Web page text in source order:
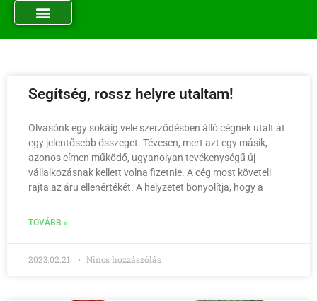
Segítség, rossz helyre utaltam!
Olvasónk egy sokáig vele szerződésben álló cégnek utalt át
egy jelentősebb összeget. Tévesen, mert azt egy másik,
azonos címen működő, ugyanolyan tevékenységű új
vállalkozásnak kellett volna fizetnie. A cég most követeli
rajta az áru ellenértékét. A helyzetet bonyolítja, hogy a
TOVÁBB »
2023.02.21. Nincs hozzászólás